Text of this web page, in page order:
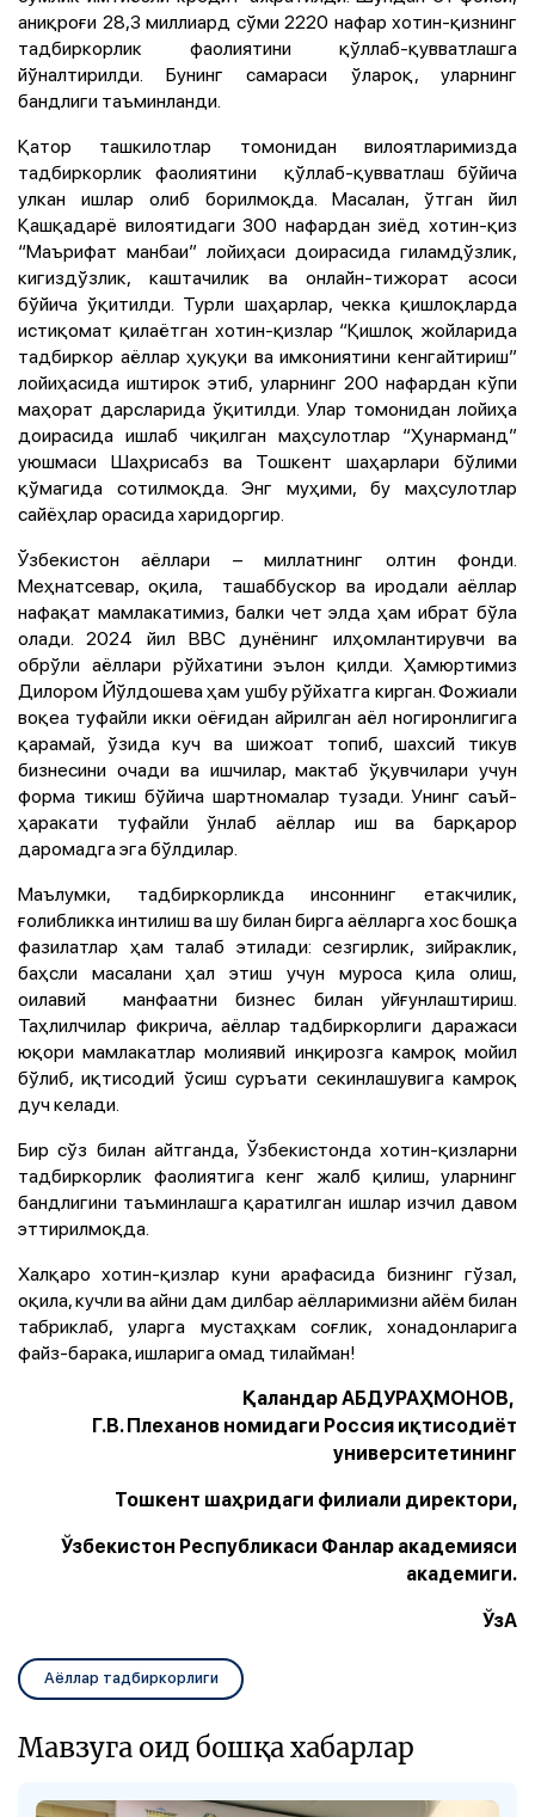
аниқроғи 28,3 миллиард сўми 2220 нафар хотин-қизнинг
тадбиркорлик фаолиятини қўллаб-қувватлашга
йўналтирилди. Бунинг самараси ўлароқ, уларнинг
бандлиги таъминланди.
Қатор ташкилотлар томонидан вилоятларимизда
тадбиркорлик фаолиятини қўллаб-қувватлаш бўйича
улкан ишлар олиб борилмоқда. Масалан, ўтган йил
Қашқадарё вилоятидаги 300 нафардан зиёд хотин-қиз
“Maърифат манбаи” лойиҳаси доирасида гиламдўзлик,
кигиздўзлик, каштачилик ва онлайн-тижорат асоси
бўйича ўқитилди. Турли шаҳарлар, чекка қишлоқларда
истиқомат қилаётган хотин-қизлар “Қишлоқ жойларида
тадбиркор аёллар ҳуқуқи ва имкониятини кенгайтириш”
лойиҳасида иштирок этиб, уларнинг 200 нафардан кўпи
маҳорат дарсларида ўқитилди. Улар томонидан лойиҳа
доирасида ишлаб чиқилган маҳсулотлар “Ҳунарманд”
уюшмаси Шаҳрисабз ва Тошкент шаҳарлари бўлими
қўмагида сотилмоқда. Энг муҳими, бу маҳсулотлар
сайёҳлар орасида харидоргир.
Ўзбекистон аёллари – миллатнинг олтин фонди.
Меҳнатсевар, оқила, ташаббускор ва иродали аёллар
нафақат мамлакатимиз, балки чет элда ҳам ибрат бўла
олади. 2024 йил BBC дунёнинг илҳомлантирувчи ва
обрўли аёллари рўйхатини эълон қилди. Ҳамюртимиз
Дилором Йўлдошева ҳам ушбу рўйхатга кирган. Фожиали
воқеа туфайли икки оёғидан айрилган аёл ногиронлигига
қарамай, ўзида куч ва шижоат топиб, шахсий тикув
бизнесини очади ва ишчилар, мактаб ўқувчилари учун
форма тикиш бўйича шартномалар тузади. Унинг саъй-
ҳаракати туфайли ўнлаб аёллар иш ва барқарор
даромадга эга бўлдилар.
Маълумки, тадбиркорликда инсоннинг етакчилик,
ғолибликка интилиш ва шу билан бирга аёлларга хос бошқа
фазилатлар ҳам талаб этилади: сезгирлик, зийраклик,
баҳсли масалани ҳал этиш учун муроса қила олиш,
оилавий манфаатни бизнес билан уйғунлаштириш.
Таҳлилчилар фикрича, аёллар тадбиркорлиги даражаси
юқори мамлакатлар молиявий инқирозга камроқ мойил
бўлиб, иқтисодий ўсиш суръати секинлашувига камроқ
дуч келади.
Бир сўз билан айтганда, Ўзбекистонда хотин-қизларни
тадбиркорлик фаолиятига кенг жалб қилиш, уларнинг
бандлигини таъминлашга қаратилган ишлар изчил давом
эттирилмоқда.
Халқаро хотин-қизлар куни арафасида бизнинг гўзал,
оқила, кучли ва айни дам дилбар аёлларимизни айём билан
табриклаб, уларга мустаҳкам соғлик, хонадонларига
файз-барака, ишларига омад тилайман!
Қаландар АБДУРАҲМОНОВ,
Г.В. Плеханов номидаги Россия иқтисодиёт
университетининг
Тошкент шаҳридаги филиали директори,
Ўзбекистон Республикаси Фанлар академияси
академиги.
ЎзА
Аёллар тадбиркорлиги
Мавзуга оид бошқа хабарлар